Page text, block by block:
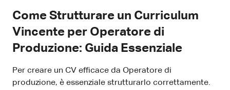
Come Strutturare un Curriculum
Vincente per Operatore di
Produzione: Guida Essenziale
Per creare un CV efficace da Operatore di
produzione, è essenziale strutturarlo correttamente.